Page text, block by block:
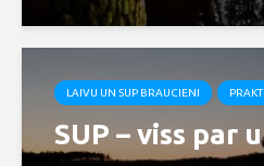
LAIVU UN SUP BRAUCIENI
SUP – viss par